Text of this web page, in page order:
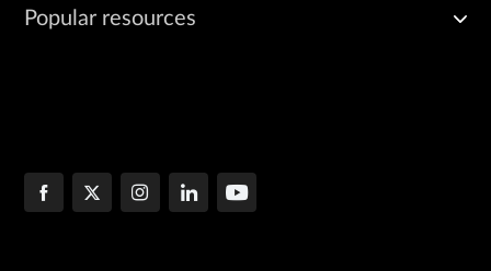
Popular resources